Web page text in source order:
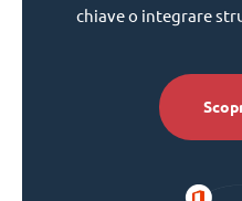
chiave o integrare